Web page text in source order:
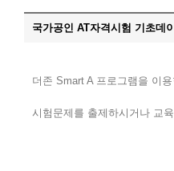
국가공인 AT자격시험 기초데
더존 Smart A 프로그램을 이
시험문제를 출제하시거나 교